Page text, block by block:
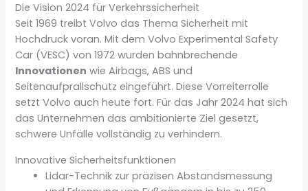
Die Vision 2024 für Verkehrssicherheit
Seit 1969 treibt Volvo das Thema Sicherheit mit
Hochdruck voran. Mit dem Volvo Experimental Safety
Car (VESC) von 1972 wurden bahnbrechende
Innovationen wie Airbags, ABS und
Seitenaufprallschutz eingeführt. Diese Vorreiterrolle
setzt Volvo auch heute fort. Für das Jahr 2024 hat sich
das Unternehmen das ambitionierte Ziel gesetzt,
schwere Unfälle vollständig zu verhindern.
Innovative Sicherheitsfunktionen
Lidar-Technik zur präzisen Abstandsmessung